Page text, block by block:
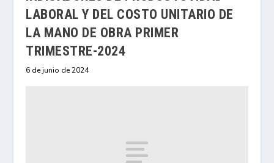
LABORAL Y DEL COSTO UNITARIO DE
LA MANO DE OBRA PRIMER
TRIMESTRE-2024
6 de junio de 2024